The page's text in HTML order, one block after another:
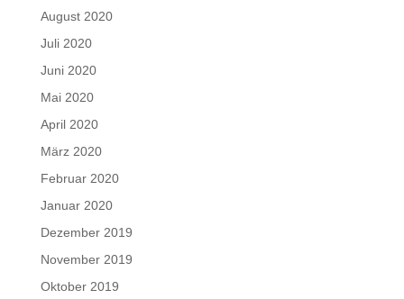
August 2020
Juli 2020
Juni 2020
Mai 2020
April 2020
März 2020
Februar 2020
Januar 2020
Dezember 2019
November 2019
Oktober 2019